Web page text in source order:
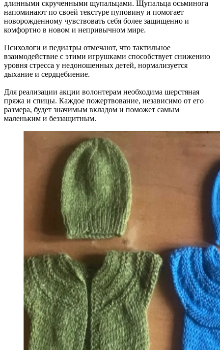
длинными скрученными щупальцами. Щупальца осьминога
напоминают по своей текстуре пуповину и помогает
новорожденному чувствовать себя более защищенно и
комфортно в новом и непривычном мире.
Психологи и педиатры отмечают, что тактильное
взаимодействие с этими игрушками способствует снижению
уровня стресса у недоношенных детей, нормализуется
дыхание и сердцебиение.
Для реализации акции волонтерам необходима шерстяная
пряжа и спицы. Каждое пожертвование, независимо от его
размера, будет значимым вкладом и поможет самым
маленьким и беззащитным.